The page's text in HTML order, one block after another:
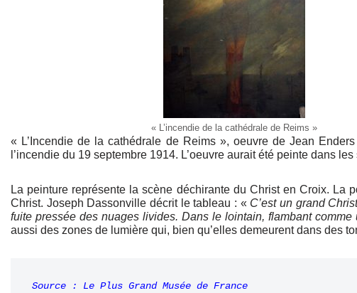
« L’incendie de la cathédrale de Reims »
« L’Incendie de la cathédrale de Reims », oeuvre de Jean
l’incendie du 19 septembre 1914. L’oeuvre aurait été peinte dans
La peinture représente la scène déchirante du Christ en Croix.
Christ. Joseph Dassonville décrit le tableau : « C’est un grand
fuite pressée des nuages livides. Dans le lointain, flambant
aussi des zones de lumière qui, bien qu’elles demeurent dans des
Source : Le Plus Grand Musée de France